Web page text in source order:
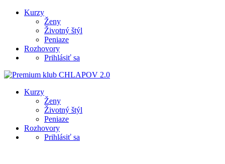
Kurzy
Ženy
Životný štýl
Peniaze
Rozhovory
Prihlásiť sa
Kurzy
Ženy
Životný štýl
Peniaze
Rozhovory
Prihlásiť sa